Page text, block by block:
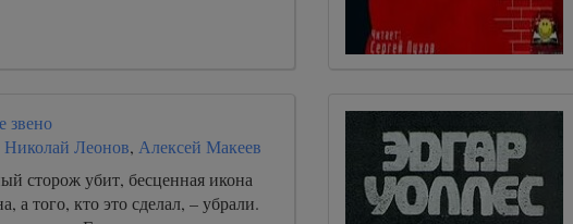
звено
Николай Леонов, Алексей Макеев
сторож убит, бесценная икона
а того, кто это сделал, – убрали.